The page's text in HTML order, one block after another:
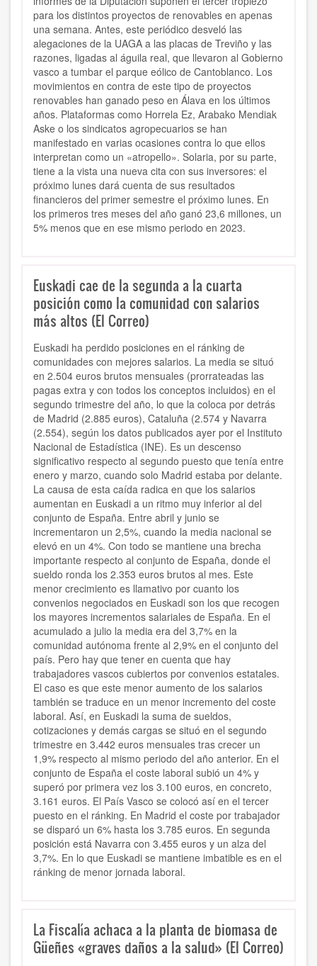
para los distintos proyectos de renovables en apenas
una semana. Antes, este periódico desveló las
alegaciones de la UAGA a las placas de Treviño y las
razones, ligadas al águila real, que llevaron al Gobierno
vasco a tumbar el parque eólico de Cantoblanco. Los
movimientos en contra de este tipo de proyectos
renovables han ganado peso en Álava en los últimos
años. Plataformas como Horrela Ez, Arabako Mendiak
Aske o los sindicatos agropecuarios se han
manifestado en varias ocasiones contra lo que ellos
interpretan como un «atropello». Solaria, por su parte,
tiene a la vista una nueva cita con sus inversores: el
próximo lunes dará cuenta de sus resultados
financieros del primer semestre el próximo lunes. En
los primeros tres meses del año ganó 23,6 millones, un
5% menos que en ese mismo periodo en 2023.
Euskadi cae de la segunda a la cuarta
posición como la comunidad con salarios
más altos (El Correo)
Euskadi ha perdido posiciones en el ránking de
comunidades con mejores salarios. La media se situó
en 2.504 euros brutos mensuales (prorrateadas las
pagas extra y con todos los conceptos incluidos) en el
segundo trimestre del año, lo que la coloca por detrás
de Madrid (2.885 euros), Cataluña (2.574 y Navarra
(2.554), según los datos publicados ayer por el Instituto
Nacional de Estadística (INE). Es un descenso
significativo respecto al segundo puesto que tenía entre
enero y marzo, cuando solo Madrid estaba por delante.
La causa de esta caída radica en que los salarios
aumentan en Euskadi a un ritmo muy inferior al del
conjunto de España. Entre abril y junio se
incrementaron un 2,5%, cuando la media nacional se
elevó en un 4%. Con todo se mantiene una brecha
importante respecto al conjunto de España, donde el
sueldo ronda los 2.353 euros brutos al mes. Este
menor crecimiento es llamativo por cuanto los
convenios negociados en Euskadi son los que recogen
los mayores incrementos salariales de España. En el
acumulado a julio la media era del 3,7% en la
comunidad autónoma frente al 2,9% en el conjunto del
país. Pero hay que tener en cuenta que hay
trabajadores vascos cubiertos por convenios estatales.
El caso es que este menor aumento de los salarios
también se traduce en un menor incremento del coste
laboral. Así, en Euskadi la suma de sueldos,
cotizaciones y demás cargas se situó en el segundo
trimestre en 3.442 euros mensuales tras crecer un
1,9% respecto al mismo periodo del año anterior. En el
conjunto de España el coste laboral subió un 4% y
superó por primera vez los 3.100 euros, en concreto,
3.161 euros. El País Vasco se colocó así en el tercer
puesto en el ránking. En Madrid el coste por trabajador
se disparó un 6% hasta los 3.785 euros. En segunda
posición está Navarra con 3.455 euros y un alza del
3,7%. En lo que Euskadi se mantiene imbatible es en el
ránking de menor jornada laboral.
La Fiscalía achaca a la planta de biomasa de
Güeñes «graves daños a la salud» (El Correo)